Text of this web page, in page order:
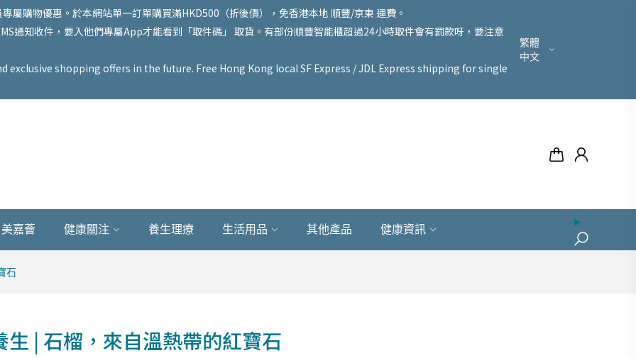
屬購物優惠。於本網站單一訂單購買滿HKD500（折後價），免香港本地 順豐/京東 運費。
通知收件，要入他們專屬App才能看到「取件碼」 取貨。有部份順豐智能櫃超過24小時取件會有罰款呀，要注意
shopping offers in the future. Free Hong Kong local SF Express / JDL Express shipping for single
繁體
中文
美嘉薈 健康關注 養生理療 生活用品 其他產品 健康資訊
石
生 | 石榴，來自溫熱帶的紅寶石